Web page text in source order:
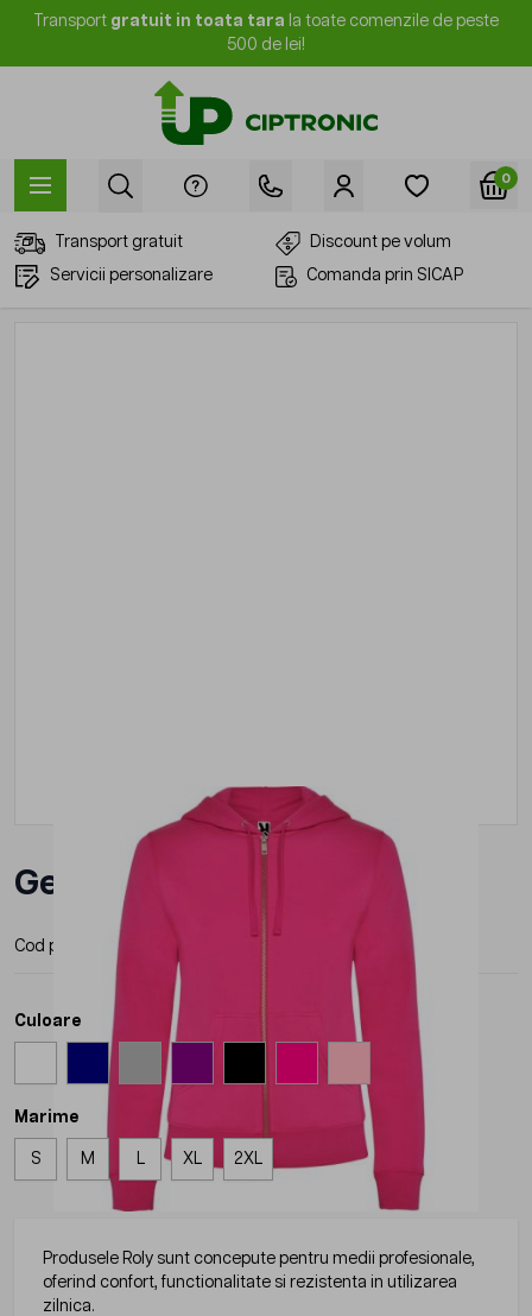
Mergi la Conținut
Transport gratuit in toata tara la toate comenzile de peste
500 de lei!
0
Transport gratuit
Discount pe volum
Servicii personalizare
Comanda prin SICAP
Geaca Roly Veleta Dama
Cod produs: CQ64251
Culoare
Marime
S M XL 2XL
Produsele Roly sunt concepute pentru medii profesionale,
oferind confort, functionalitate si rezistenta in utilizarea
zilnica.